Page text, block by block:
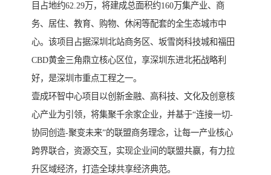
目占地约62.29万，将建成总面积约160万集产业、商
务、居住、教育、购物、休闲等配套的全生态城市中
心。该项目占据深圳北站商务区、坂雪岗科技城和福田
CBD黄金三角鼎立核心区位，享深圳东进北拓战略利
好，是深圳市重点工程之一。
壹成环智中心项目以创新金融、高科技、文化及创意核
心产业为引领，将集聚千余家企业，并基于“连接一切-
协同创造-聚变未来”的联盟商务理念，让每一产业核心
跨界联合，资源交互，实现企业间的联盟共赢，有力拉
升区域经济，打造全球共享经济典范。